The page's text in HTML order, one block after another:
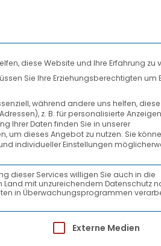
SYSTEMPARTNER
diese Website und Ihre Erfahrung zu
Sie Ihre Erziehungsberechtigten um
während andere uns helfen,
z. B. für personalisierte
Ihrer Daten finden Sie in unserer
um dieses Angebot zu nutzen. Sie
individueller Einstellungen
dieser Services willigen Sie auch in die
Land mit unzureichendem Datenschutz
in Überwachungsprogrammen
erteilt werden
Externe Medien